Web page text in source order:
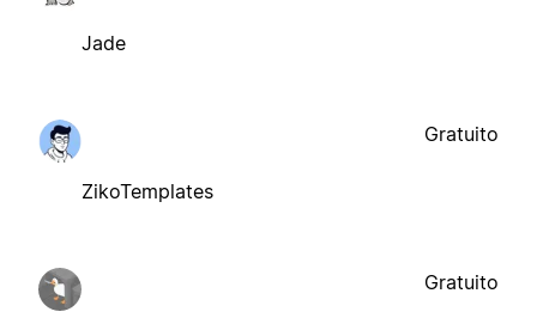
Jade
ZikoTemplates
Gratuito
Gratuito